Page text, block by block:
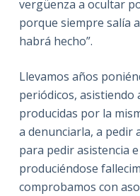
vergüenza a ocultar
porque siempre salía
habrá hecho”.
Llevamos años
periódicos, asistiendo
producidas por la
a denunciarla, a pedir
para pedir asistencia
produciéndose
comprobamos con